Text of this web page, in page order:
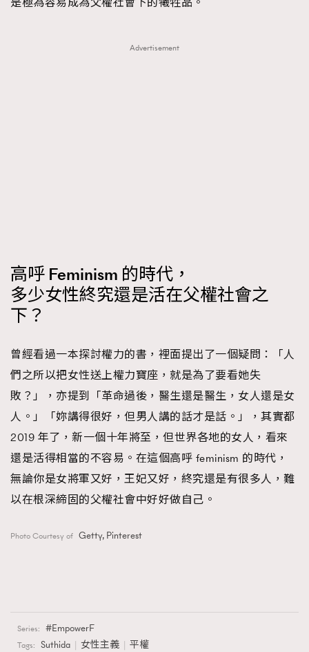
Advertisement
高呼 Feminism 的時代，
多少女性終究還是活在父權社會之
下？
曾經看過一本探討權力的書，裡面提出了一個疑問：「人
們之所以把女性送上權力寶座，就是為了要看她失
敗？」，亦提到「革命過後，醫生還是醫生，女人還是女
人。」「妳講得很好，但男人講的話才是話。」，其實都
2019 年了，新一個十年將至，但世界各地的女人，看來
還是活得相當的不容易。在這個高呼 feminism 的時代，
無論你是女將軍又好，王妃又好，終究還是有很多人，難
以在根深締固的父權社會中好好做自己。
Photo Courtesy of Getty, Pinterest
Series: EmpowerF
Tags: Suthida 女性主義 平權